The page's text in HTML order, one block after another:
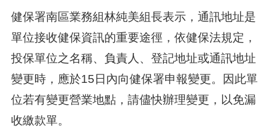
健保署南區業務組林純美組長表示，通訊地址是
單位接收健保資訊的重要途徑，依健保法規定，
投保單位之名稱、負責人、登記地址或通訊地址
變更時，應於15日內向健保署申報變更。因此單
位若有變更營業地點，請儘快辦理變更，以免漏
收繳款單。